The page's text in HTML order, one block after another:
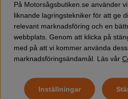
fokus mot entusiaster och
motorsågar. Vi erbjuder ett
Husqvarna motorsågarsamt
du kan behöva vid
skogsskötsel. Välkommen att
motorsåg och tillbehör
På Motorsågsbutiken.se använder
liknande lagringstekniker för att ge
relevant marknadsföring och en
webbplats. Genom att klicka på
med på att vi kommer använda
marknadsföringsändamål. Läs vår
Inställningar